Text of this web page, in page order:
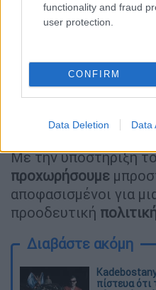
functionality and fraud
user protection.
CONFIRM
Data Deletion Data
Η προσχώρηση του κ.
Κεντροαριστεράς
οι γνώσεις του θα
που πρεσβεύουμε.
Με την υποστήριξή
προχωρήσουμε
αποφασισμένοι για
προοδευτική
Διαβάστε ακόμη
πίστευα ότι